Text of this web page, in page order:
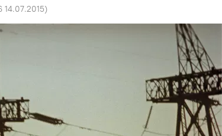
14.07.2015)